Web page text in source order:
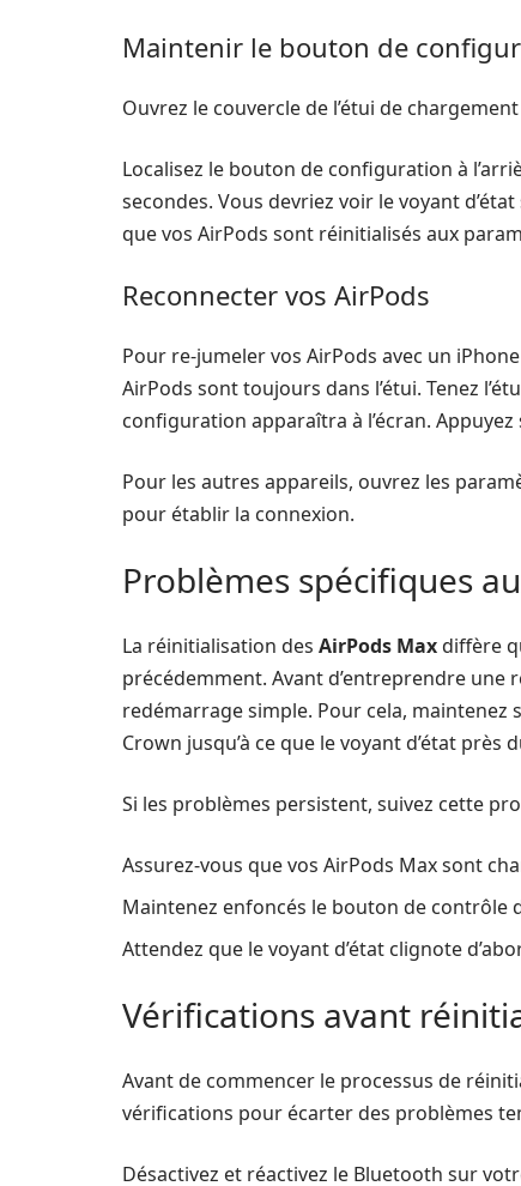
Maintenir le bouton de
Ouvrez le couvercle de l’étui de
Localisez le bouton de configuration à
secondes. Vous devriez voir le voyant
que vos AirPods sont réinitialisés aux
Reconnecter vos AirPods
Pour re-jumeler vos AirPods avec un
AirPods sont toujours dans l’étui. Tenez
configuration apparaîtra à l’écran.
Pour les autres appareils, ouvrez les
pour établir la connexion.
Problèmes spécifiques
La réinitialisation des AirPods Maxdiffère
précédemment. Avant d’entreprendre une
redémarrage simple. Pour cela,
Crown jusqu’à ce que le voyant d’état
Si les problèmes persistent, suivez cette
Assurez-vous que vos AirPods Max sont
Maintenez enfoncés le bouton de contrôle
Attendez que le voyant d’état clignote
Vérifications avant
Avant de commencer le processus de
vérifications pour écarter des problèmes
Désactivez et réactivez le Bluetooth sur